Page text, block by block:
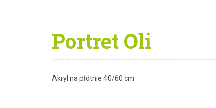
Portret Oli
Akryl na płótnie 40/60 cm